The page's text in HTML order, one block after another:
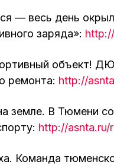
— весь день
заряда»:
объект!
ремонта: http://
земле. В Тюмени
http://
Команда